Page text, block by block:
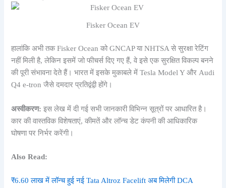
Fisker Ocean EV
हालांकि अभी तक Fisker Ocean को GNCAP या NHTSA से सुरक्षा रेटिंग
नहीं मिली है, लेकिन इसमें जो फीचर्स दिए गए हैं, वे इसे एक सुरक्षित विकल्प बनने
की पूरी संभावना देते हैं। भारत में इसके मुकाबले में Tesla Model Y और Audi
Q4 e-tron जैसे दमदार प्रतिद्वंद्वी होंगे।
अस्वीकरण: इस लेख में दी गई सभी जानकारी विभिन्न सूत्रों पर आधारित है।
कार की वास्तविक विशेषताएं, कीमतें और लॉन्च डेट कंपनी की आधिकारिक
घोषणा पर निर्भर करेंगी।
Also Read:
₹6.60 लाख में लॉन्च हुई नई Tata Altroz Facelift अब मिलेगी DCA